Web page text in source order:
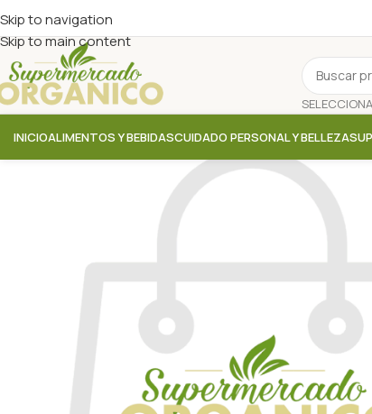
Skip to navigation
Skip to main content
INICIOALIMENTOS Y BEBIDASCUIDADO PERSONAL Y BELLEZA